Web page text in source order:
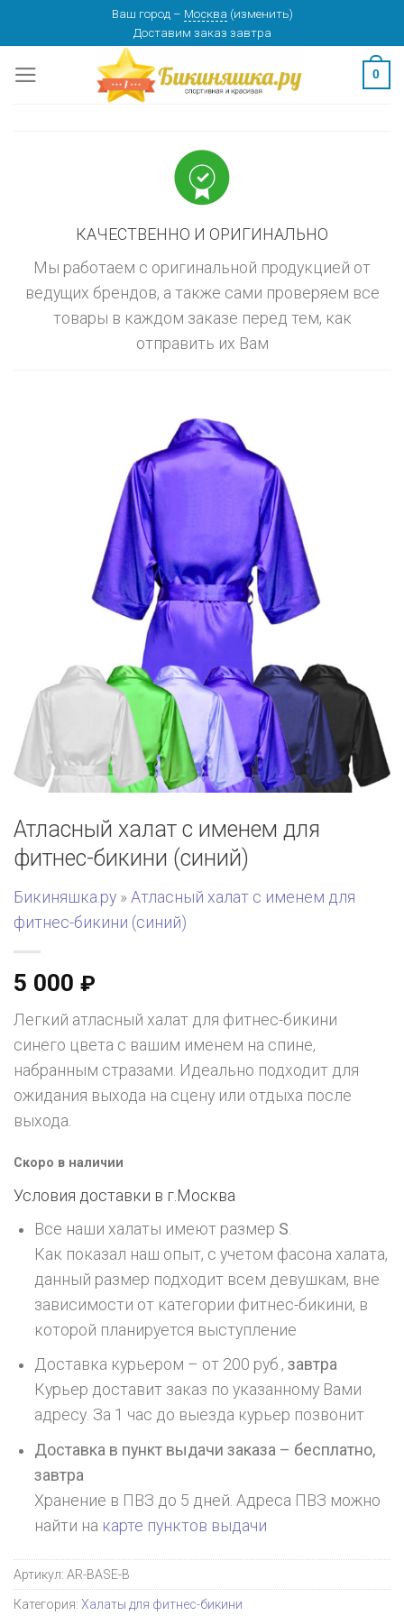
content
Ваш город – Москва (изменить)
Доставим заказ завтра
0
КАЧЕСТВЕННО И ОРИГИНАЛЬНО
Мы работаем с оригинальной продукцией от
ведущих брендов, а также сами проверяем все
товары в каждом заказе перед тем, как
отправить их Вам
Атласный халат с именем для
фитнес-бикини (синий)
Бикиняшка.ру » Атласный халат с именем для
фитнес-бикини (синий)
5 000 ₽
Легкий атласный халат для фитнес-бикини
синего цвета с вашим именем на спине,
набранным стразами. Идеально подходит для
ожидания выхода на сцену или отдыха после
выхода.
Скоро в наличии
изменить
Условия доставки в г. Москва
Все наши халаты имеют размер S
Как показал наш опыт, с учетом фасона халата,
данный размер подходит всем девушкам, вне
зависимости от категории фитнес-бикини, в
которой планируется выступление
Доставка курьером – от 200 руб.,завтра
Курьер доставит заказ по указанному Вами
адресу. За 1 час до выезда курьер позвонит
Доставка в пункт выдачи заказа – бесплатно,
завтра
Хранение в ПВЗ до 5 дней. Адреса ПВЗ можно
найти на карте пунктов выдачи
Артикул: AR-BASE-B
Категория: Халаты для фитнес-бикини